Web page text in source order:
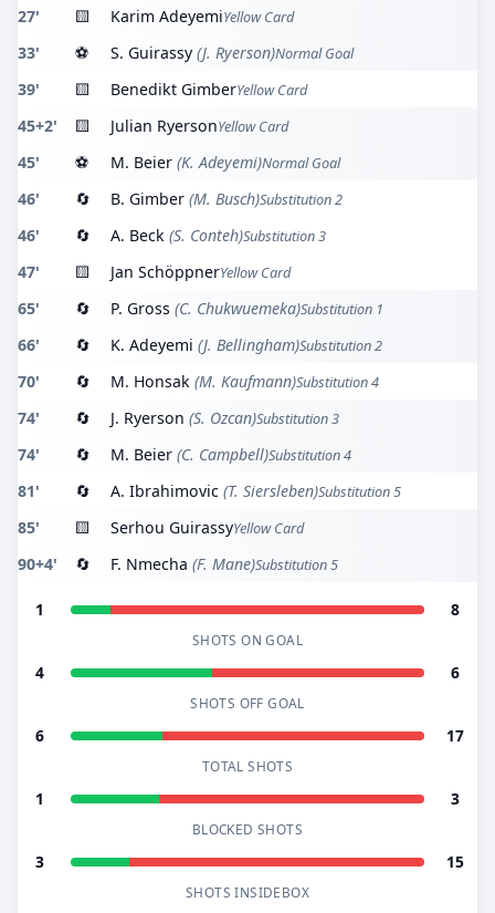
27' 🟨 Karim AdeyemiYellow Card
33' ⚽ S. Guirassy (J. Ryerson)Normal Goal
39' 🟨 Benedikt GimberYellow Card
45+2' 🟨 Julian RyersonYellow Card
45' ⚽ M. Beier (K. Adeyemi)Normal Goal
46' 🔄 B. Gimber (M. Busch)Substitution 2
46' 🔄 A. Beck (S. Conteh)Substitution 3
47' 🟨 Jan SchöppnerYellow Card
65' 🔄 P. Gross (C. Chukwuemeka)Substitution 1
66' 🔄 K. Adeyemi (J. Bellingham)Substitution 2
70' 🔄 M. Honsak (M. Kaufmann)Substitution 4
74' 🔄 J. Ryerson (S. Ozcan)Substitution 3
74' 🔄 M. Beier (C. Campbell)Substitution 4
81' 🔄 A. Ibrahimovic (T. Siersleben)Substitution 5
85' 🟨 Serhou GuirassyYellow Card
90+4' 🔄 F. Nmecha (F. Mane)Substitution 5
1 8
SHOTS ON GOAL
4 6
SHOTS OFF GOAL
6 17
TOTAL SHOTS
1 3
BLOCKED SHOTS
3 15
SHOTS INSIDEBOX